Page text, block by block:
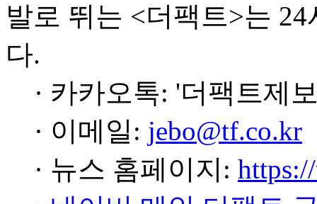
발로 뛰는 <더팩트>는
다.
· 카카오톡: '더팩트제
· 이메일: jebo@tf.co.kr
· 뉴스 홈페이지: